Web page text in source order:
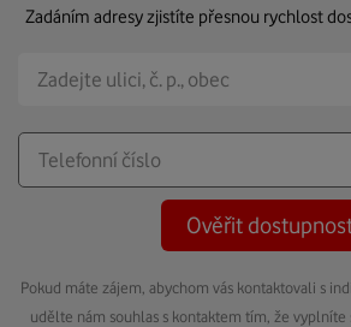
Zadáním adresy zjistíte přesnou rychlost
Ověřit
Pokud máte zájem, abychom vás kontaktovali s
udělte nám souhlas s kontaktem tím, že